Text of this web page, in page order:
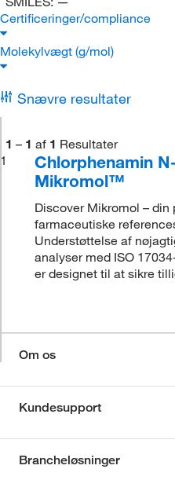
Certificeringer/compliance
Molekylvægt (g/mol)
Snævre resultater
1 – 1 af 1 Resultater
1
Chlorphenamin
Mikromol™
Discover Mikromol –
farmaceutiske
Understøttelse af
analyser med ISO
er designet til at sikre
Om os
Kundesupport
Brancheløsninger